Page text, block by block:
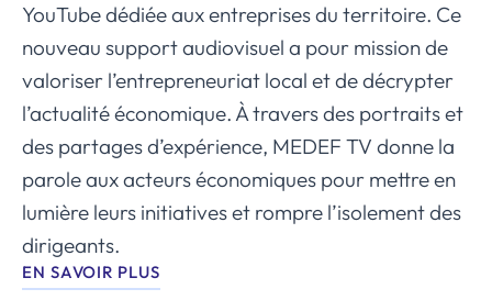
YouTube dédiée aux entreprises du territoire. Ce
nouveau support audiovisuel a pour mission de
valoriser l’entrepreneuriat local et de décrypter
l’actualité économique. À travers des portraits et
des partages d’expérience, MEDEF TV donne la
parole aux acteurs économiques pour mettre en
lumière leurs initiatives et rompre l’isolement des
dirigeants.
EN SAVOIR PLUS